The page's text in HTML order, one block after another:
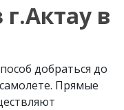
в
добраться до
Прямые